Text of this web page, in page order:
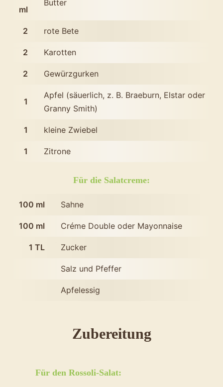
ml
Butter
2 rote Bete
2 Karotten
2 Gewürzgurken
1
Apfel (säuerlich, z. B. Braeburn, Elstar oder
Granny Smith)
1 kleine Zwiebel
1 Zitrone
Für die Salatcreme:
100 ml Sahne
100 ml Créme Double oder Mayonnaise
1 TL Zucker
Salz und Pfeffer
Apfelessig
Zubereitungdes
Für den Rossoli-Salat: